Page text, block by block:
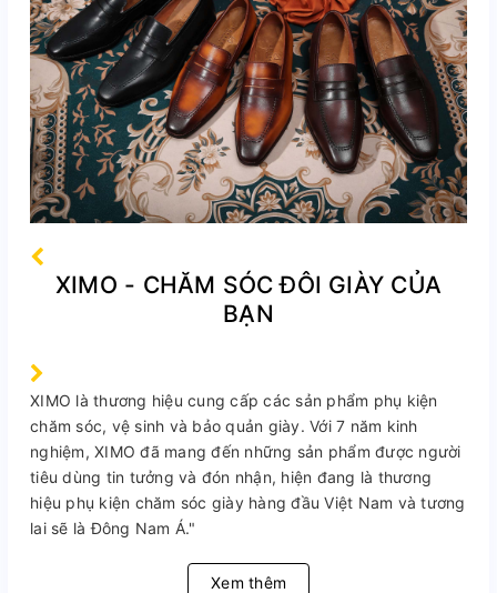
XIMO - CHĂM SÓC ĐÔI GIÀY CỦA
BẠN
XIMO là thương hiệu cung cấp các sản phẩm phụ kiện
chăm sóc, vệ sinh và bảo quản giày. Với 7 năm kinh
nghiệm, XIMO đã mang đến những sản phẩm được người
tiêu dùng tin tưởng và đón nhận, hiện đang là thương
hiệu phụ kiện chăm sóc giày hàng đầu Việt Nam và tương
lai sẽ là Đông Nam Á."
Xem thêm